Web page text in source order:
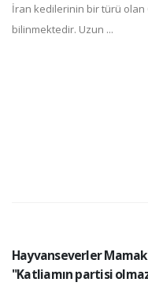
İran kedilerinin bir türü olan
bilinmektedir. Uzun ...
Hayvanseverler
"Katliamın partisi